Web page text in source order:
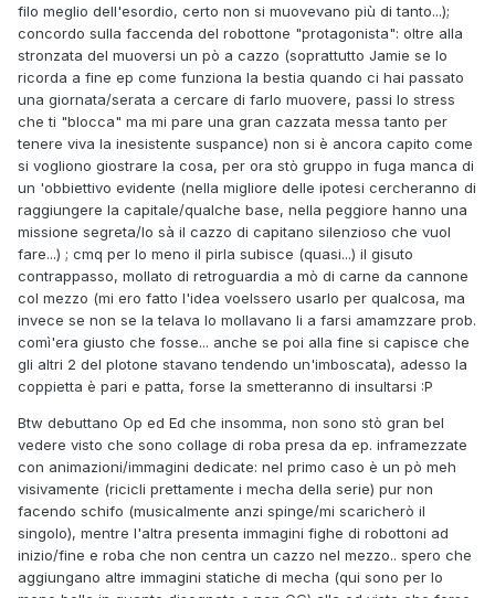
filo meglio dell'esordio, certo non si muovevano più di tanto...);
concordo sulla faccenda del robottone "protagonista": oltre alla
stronzata del muoversi un pò a cazzo (soprattutto Jamie se lo
ricorda a fine ep come funziona la bestia quando ci hai passato
una giornata/serata a cercare di farlo muovere, passi lo stress
che ti "blocca" ma mi pare una gran cazzata messa tanto per
tenere viva la inesistente suspance) non si è ancora capito come
si vogliono giostrare la cosa, per ora stò gruppo in fuga manca di
un 'obbiettivo evidente (nella migliore delle ipotesi cercheranno di
raggiungere la capitale/qualche base, nella peggiore hanno una
missione segreta/lo sà il cazzo di capitano silenzioso che vuol
fare...) ; cmq per lo meno il pirla subisce (quasi...) il gisuto
contrappasso, mollato di retroguardia a mò di carne da cannone
col mezzo (mi ero fatto l'idea voelssero usarlo per qualcosa, ma
invece se non se la telava lo mollavano li a farsi amamzzare prob.
comì'era giusto che fosse... anche se poi alla fine si capisce che
gli altri 2 del plotone stavano tendendo un'imboscata), adesso la
coppietta è pari e patta, forse la smetteranno di insultarsi :P
Btw debuttano Op ed Ed che insomma, non sono stò gran bel
vedere visto che sono collage di roba presa da ep. inframezzate
con animazioni/immagini dedicate: nel primo caso è un pò meh
visivamente (ricicli prettamente i mecha della serie) pur non
facendo schifo (musicalmente anzi spinge/mi scaricherò il
singolo), mentre l'altra presenta immagini fighe di robottoni ad
inizio/fine e roba che non centra un cazzo nel mezzo.. spero che
aggiungano altre immagini statiche di mecha (qui sono per lo